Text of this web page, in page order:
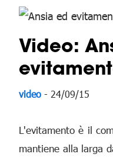
Video:
video - 24/09/15
L'evitamento è il
mantiene alla larga